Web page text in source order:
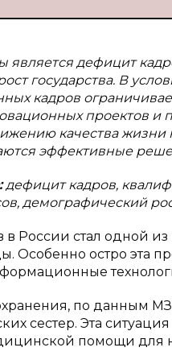
является дефицит
государства. В
кадров
проектов и
качества
эффективные
дефицит кадров,
демографический
России стал одной
Особенно остро эта
по данным МЗ
сестер. Эта
помощи для